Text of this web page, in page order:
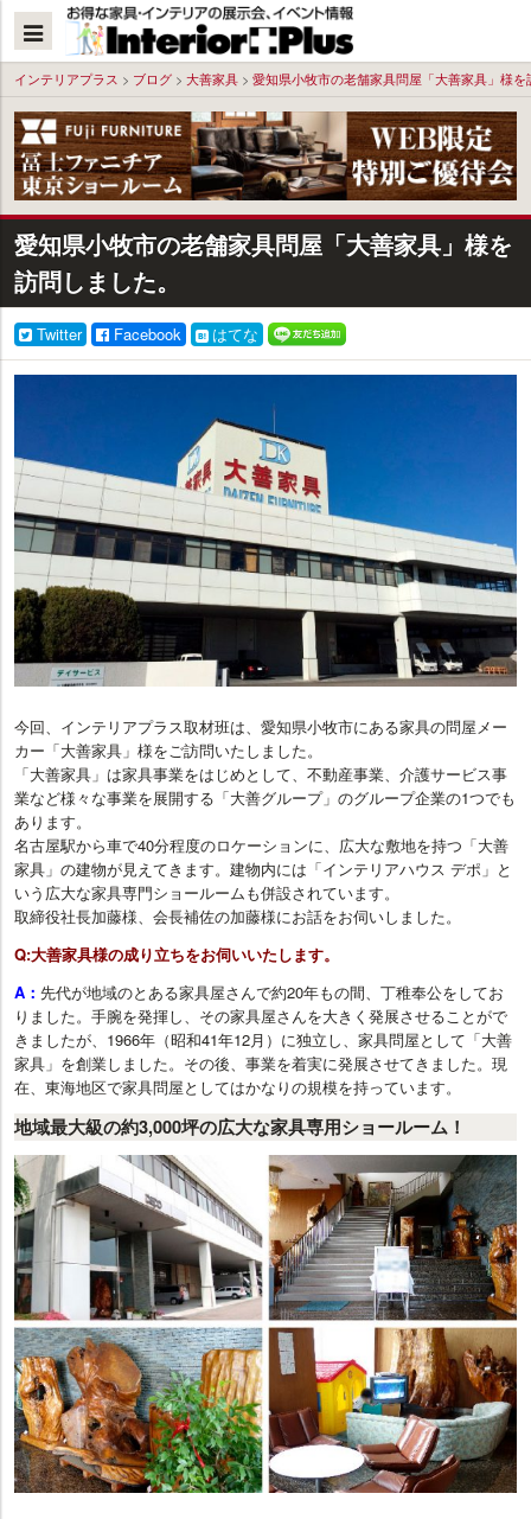
へ
インテリアプラス > ブログ > 大善家具 > 愛知県小牧市の老舗家具問屋「大善家具」様
愛知県小牧市の老舗家具問屋「大善家具」様を
訪問しました。
Twitter Facebook はてな
今回、インテリアプラス取材班は、愛知県小牧市にある家具の問屋メー
カー「大善家具」様をご訪問いたしました。
「大善家具」は家具事業をはじめとして、不動産事業、介護サービス事
業など様々な事業を展開する「大善グループ」のグループ企業の1つでも
あります。
名古屋駅から車で40分程度のロケーションに、広大な敷地を持つ「大善
家具」の建物が見えてきます。建物内には「インテリアハウス デポ」と
いう広大な家具専門ショールームも併設されています。
取締役社長加藤様、会長補佐の加藤様にお話をお伺いしました。
Q:大善家具様の成り立ちをお伺いいたします。
A： 先代が地域のとある家具屋さんで約20年もの間、丁稚奉公をしてお
りました。手腕を発揮し、その家具屋さんを大きく発展させることがで
きましたが、1966年（昭和41年12月）に独立し、家具問屋として「大善
家具」を創業しました。その後、事業を着実に発展させてきました。現
在、東海地区で家具問屋としてはかなりの規模を持っています。
地域最大級の約3,000坪の広大な家具専用ショールーム！